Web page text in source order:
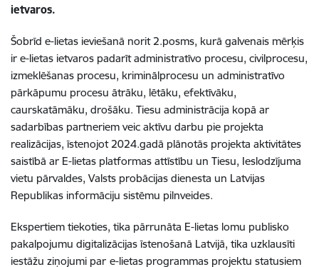
ietvaros.
Šobrīd e-lietas ieviešanā norit 2.posms, kurā galvenais mērķis
ir e-lietas ietvaros padarīt administratīvo procesu, civilprocesu,
izmeklēšanas procesu, kriminālprocesu un administratīvo
pārkāpumu procesu ātrāku, lētāku, efektīvāku,
caurskatāmāku, drošāku. Tiesu administrācija kopā ar
sadarbības partneriem veic aktīvu darbu pie projekta
realizācijas, īstenojot 2024.gadā plānotās projekta aktivitātes
saistībā ar E-lietas platformas attīstību un Tiesu, Ieslodzījuma
vietu pārvaldes, Valsts probācijas dienesta un Latvijas
Republikas informāciju sistēmu pilnveides.
Ekspertiem tiekoties, tika pārrunāta E-lietas lomu publisko
pakalpojumu digitalizācijas īstenošanā Latvijā, tika uzklausīti
iestāžu ziņojumi par e-lietas programmas projektu statusiem